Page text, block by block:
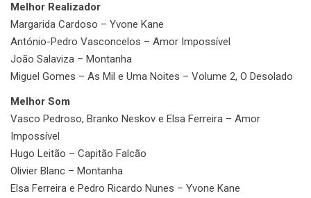
Melhor Realizador
Margarida Cardoso – Yvone Kane
António-Pedro Vasconcelos – Amor Impossível
João Salaviza – Montanha
Miguel Gomes – As Mil e Uma Noites – Volume 2, O Desolado
Melhor Som
Vasco Pedroso, Branko Neskov e Elsa Ferreira – Amor
Impossível
Hugo Leitão – Capitão Falcão
Olivier Blanc – Montanha
Elsa Ferreira e Pedro Ricardo Nunes – Yvone Kane